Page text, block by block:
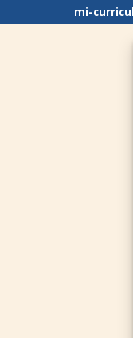
mi-